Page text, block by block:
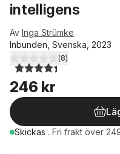
intelligens
Av Inga Strümke
Inbunden, Svenska, 2023
4,4utav 5 stjärnor. Totalt
(8)
246 kr
Skickas . Fri frakt över